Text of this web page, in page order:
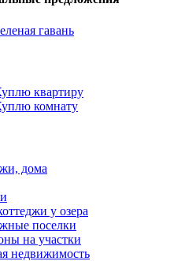
гавань
квартиру
комнату
дома
у озера
поселки
на участки
недвижимость